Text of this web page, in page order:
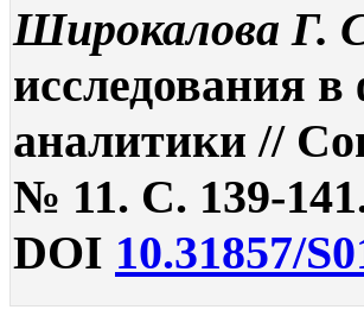
Широкалова Г.
исследования
аналитики //
№ 11. С. 139-
DOI 10.31857/